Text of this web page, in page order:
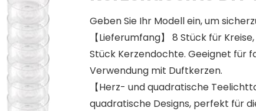
Geben Sie Ihr Modell ein, um
【Lieferumfang】 8 Stück für
Stück Kerzendochte. Geeignet für
Verwendung mit Duftkerzen.
【Herz- und quadratische
quadratische Designs, perfekt für